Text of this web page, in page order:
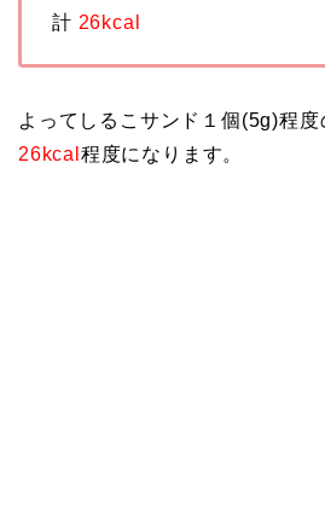
計 26kcal
よってしるこサンド１個(5g)程度
26kcal 程度になります。